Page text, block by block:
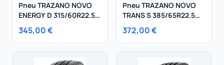
Pneu TRAZANO NOVO
ENERGY D 315/60R22.5
154/150K
345,00 €
Pneu TRAZANO NOVO
TRANS S 385/65R22.5
164K
372,00 €